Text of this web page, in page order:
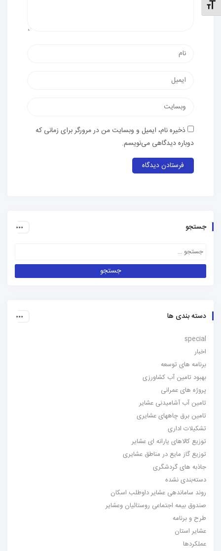
تنظیم اندازهٔ فونت
پست
وب‌سایت
ذخیره نام، ایمیل و وبسایت من در مرورگر برای زمانی که
دوباره دیدگاهی می‌نویسم.
جستجو
دسته بندی ها
special
اخبار
برنامه های توسعه
بهبود تامین آب کشاورزی
پروژه های عمرانی
تامین آب آشامیدنی عشایر
تامین برق چاههای عشایری
تشکیلات اداری
توزیع کالاهای یارانه ای عشایر
توزیع گاز مایع در مناطق عشایری
جاذبه های گردشگری
دسته‌بندی نشده
روند ساماندهی عشایر داوطلب اسکان
صندوق بیمه اجتماعی روستائیان وعشایر
طرح و برنامه
عشایر استان
عملکردها